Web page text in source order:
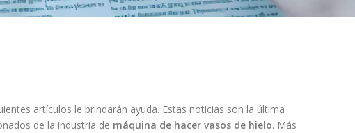
artículos le brindarán ayuda. Estas noticias son la última
de la industria de máquina de hacer vasos de hielo. Más